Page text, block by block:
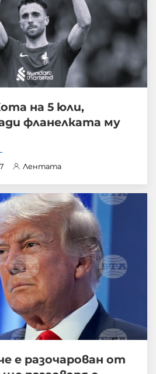
на 5 юли,
фланелката му
Лентата
е разочарован от